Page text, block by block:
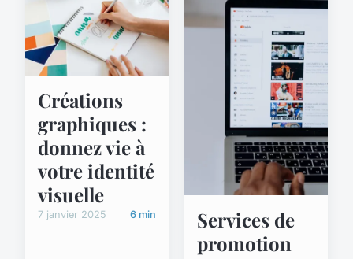
Créations
graphiques :
donnez vie à
votre identité
visuelle
7 janvier 2025 6 min
Services de
promotion